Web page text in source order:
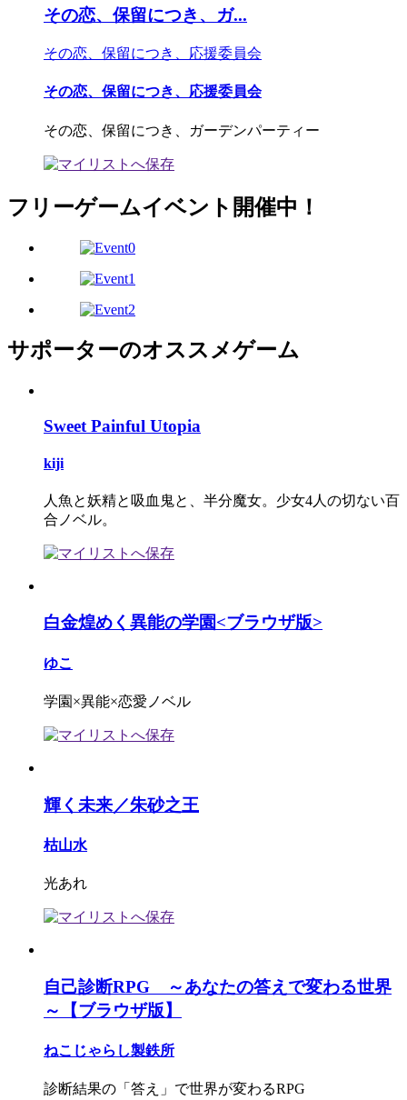
その恋、保留につき、ガ...
その恋、保留につき、応援委員会
その恋、保留につき、応援委員会
その恋、保留につき、ガーデンパーティー
フリーゲームイベント開催中！
サポーターのオススメゲーム
Sweet Painful Utopia
kiji
人魚と妖精と吸血鬼と、半分魔女。少女4人の切ない百
合ノベル。
白金煌めく異能の学園<ブラウザ版>
ゆこ
学園×異能×恋愛ノベル
輝く未来／朱砂之王
枯山水
光あれ
自己診断RPG ～あなたの答えで変わる世界
～【ブラウザ版】
ねこじゃらし製鉄所
診断結果の「答え」で世界が変わるRPG